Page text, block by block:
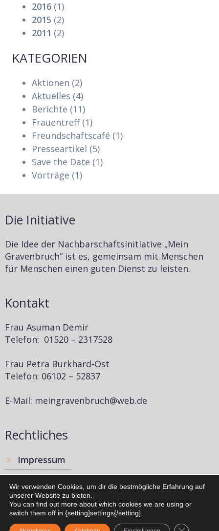
2016 (1)
2015 (2)
2011 (2)
KATEGORIEN
Aktionen (2)
Aktuelles (4)
Berichte (11)
Frauentreff(1)
Freundschaftscafé (1)
Presseartikel (5)
Save the Date (1)
Vorträge (1)
Die Initiative
Die Idee der Nachbarschaftsinitiative „Mein
Gravenbruch“ ist es, gemeinsam mit Menschen
für Menschen einen guten Dienst zu leisten.
Kontakt
Frau Asuman Demir
Telefon: 01520 – 2317528
Frau Petra Burkhard-Ost
Telefon: 06102 – 52837
E-Mail: meingravenbruch@web.de
Rechtliches
Impressum
Disclaimer
Datenschutz
© 2026 Mein Gravenbruch. Created with ❤ using
Wir verwenden Cookies, um dir die bestmögliche Erfahrung auf
unserer Website zu bieten.
You can find out more about which cookies we are using or
switch them off in {setting]settings{/setting].
GDPR